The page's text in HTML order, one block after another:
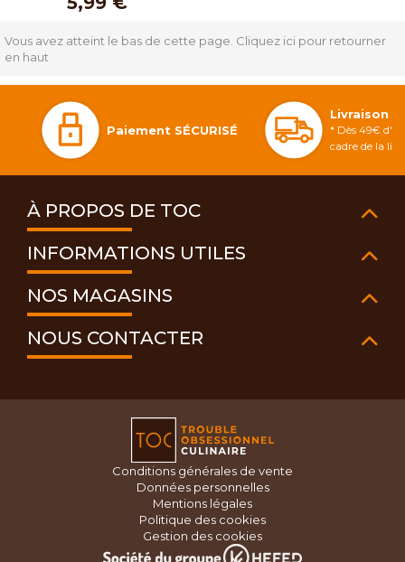
Vous avez atteint le bas de cette page. Cliquez ici pour retourner
en haut
Paiement SÉCURISÉ
Livraison
* Dès 49€
cadre de la
À PROPOS DE TOC
INFORMATIONS UTILES
NOS MAGASINS
NOUS CONTACTER
Conditions générales de vente
Données personnelles
Mentions légales
Politique des cookies
Gestion des cookies